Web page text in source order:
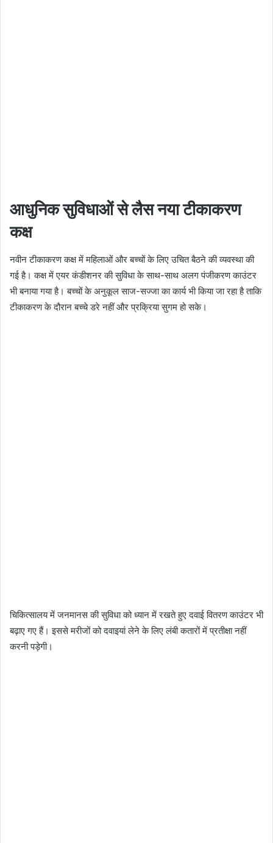
आधुनिक सुविधाओं से लैस नया टीकाकरण
कक्ष
नवीन टीकाकरण कक्ष में महिलाओं और बच्चों के लिए उचित बैठने की व्यवस्था की
गई है। कक्ष में एयर कंडीशनर की सुविधा के साथ-साथ अलग पंजीकरण काउंटर
भी बनाया गया है। बच्चों के अनुकूल साज-सज्जा का कार्य भी किया जा रहा है ताकि
टीकाकरण के दौरान बच्चे डरे नहीं और प्रक्रिया सुगम हो सके।
चिकित्सालय में जनमानस की सुविधा को ध्यान में रखते हुए दवाई वितरण काउंटर भी
बढ़ाए गए हैं। इससे मरीजों को दवाइयां लेने के लिए लंबी कतारों में प्रतीक्षा नहीं
करनी पड़ेगी।